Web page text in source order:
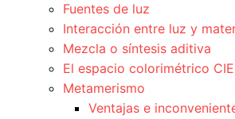
Fuentes de luz
Interacción entre luz y
Mezcla o síntesis aditiva
El espacio colorimétrico CIE
Metamerismo
Ventajas e